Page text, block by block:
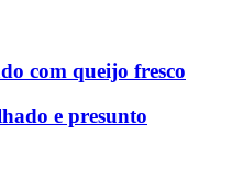
com queijo fresco
e presunto